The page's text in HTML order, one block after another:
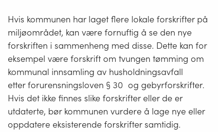
Hvis kommunen har laget flere lokale forskrifter på
miljøområdet, kan være fornuftig å se den nye
forskriften i sammenheng med disse. Dette kan for
eksempel være forskrift om tvungen tømming om
kommunal innsamling av husholdningsavfall
etter forurensningsloven § 30 og gebyrforskrifter.
Hvis det ikke finnes slike forskrifter eller de er
utdaterte, bør kommunen vurdere å lage nye eller
oppdatere eksisterende forskrifter samtidig.